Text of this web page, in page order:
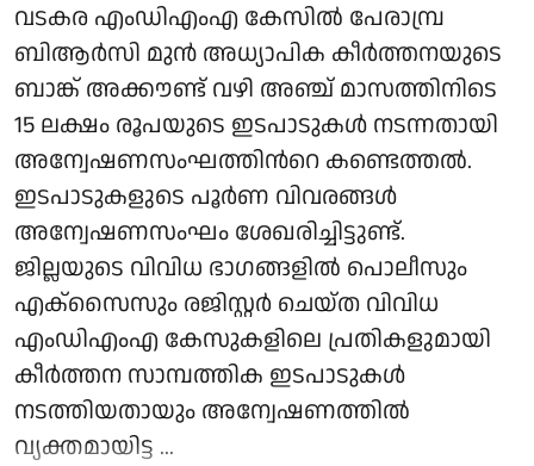
വടകര എംഡിഎംഎ കേസിൽ പേരാമ്പ്ര
ബിആർസി മുൻ അധ്യാപിക കീർത്തനയുടെ
ബാങ്ക് അക്കൗണ്ട് വഴി അഞ്ച് മാസത്തിനിടെ
15 ലക്ഷം രൂപയുടെ ഇടപാടുകൾ നടന്നതായി
അന്വേഷണസംഘത്തിന്‍റെ കണ്ടെത്തല്‍.
ഇടപാടുകളുടെ പൂർണ വിവരങ്ങൾ
അന്വേഷണസംഘം ശേഖരിച്ചിട്ടുണ്ട്.
ജില്ലയുടെ വിവിധ ഭാഗങ്ങളിൽ പൊലീസും
എക്‌സൈസും രജിസ്റ്റർ ചെയ്ത വിവിധ
എംഡിഎംഎ കേസുകളിലെ പ്രതികളുമായി
കീർത്തന സാമ്പത്തിക ഇടപാടുകൾ
നടത്തിയതായും അന്വേഷണത്തിൽ
വ്യക്തമായിട്ട ...